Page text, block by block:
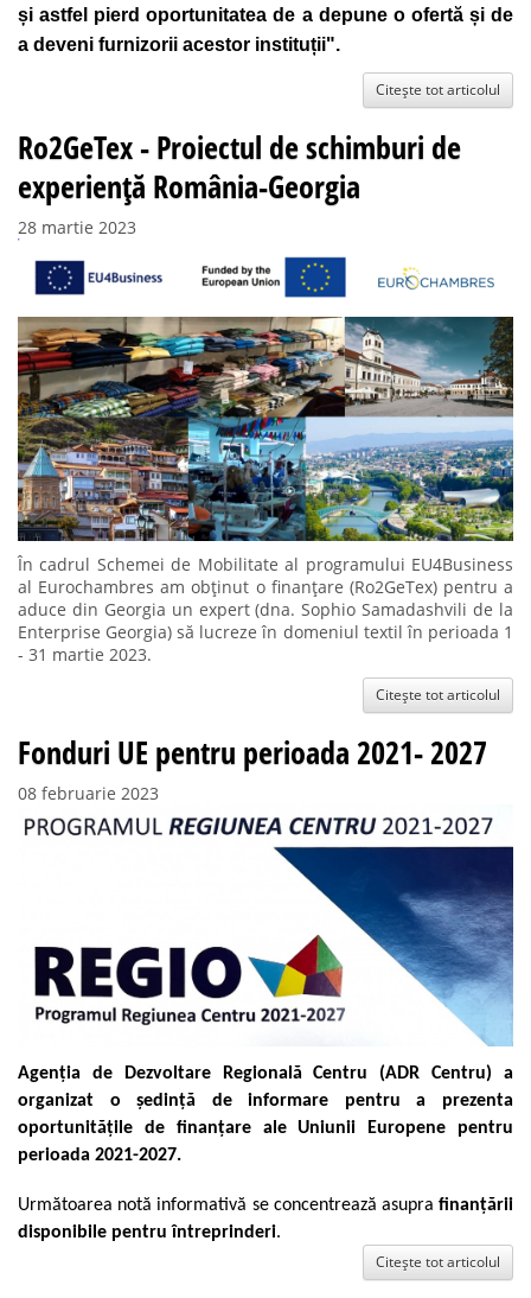
și astfel pierd oportunitatea de a depune o ofertă și de
a deveni furnizorii acestor instituții".
Citește tot articolul
Ro2GeTex - Proiectul de schimburi de
experiență România-Georgia
28 martie 2023
În cadrul Schemei de Mobilitate al programului EU4Business
al Eurochambres am obținut o finanțare (Ro2GeTex) pentru a
aduce din Georgia un expert (dna. Sophio Samadashvili de la
Enterprise Georgia) să lucreze în domeniul textil în perioada 1
- 31 martie 2023.
Citește tot articolul
Fonduri UE pentru perioada 2021- 2027
08 februarie 2023
Agenția de Dezvoltare Regională Centru (ADR Centru) a
organizat o ședință de informare pentru a prezenta
oportunitățile de finanțare ale Uniunii Europene pentru
perioada 2021-2027.
Următoarea notă informativă se concentrează asupra finanțării
disponibile pentru întreprinderi.
Citește tot articolul